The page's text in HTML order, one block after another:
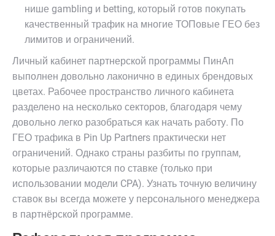
нише gambling и betting, который готов покупать
качественный трафик на многие ТОПовые ГЕО без
лимитов и ограничений.
Личный кабинет партнерской программы ПинАп
выполнен довольно лаконично в единых брендовых
цветах. Рабочее пространство личного кабинета
разделено на несколько секторов, благодаря чему
довольно легко разобраться как начать работу. По
ГЕО трафика в Pin Up Partners практически нет
ограничений. Однако страны разбиты по группам,
которые различаются по ставке (только при
использовании модели CPA). Узнать точную величину
ставок вы всегда можете у персонального менеджера
в партнёрской программе.